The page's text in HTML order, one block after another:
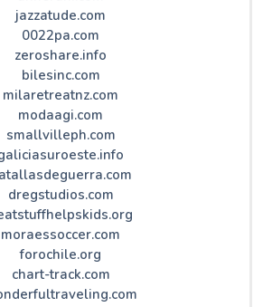
jazzatude.com
0022pa.com
zeroshare.info
bilesinc.com
milaretreatnz.com
modaagi.com
smallvilleph.com
dregstudios.com
moraessoccer.com
forochile.org
chart-track.com